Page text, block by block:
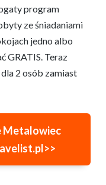
program
ze śniadaniami
jedno albo
GRATIS. Teraz
2 osób zamiast
Metalowiec